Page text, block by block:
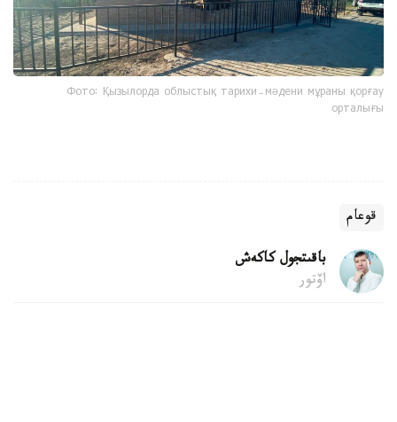
Фото: Қызылорда облыстық тарихи-мәдени мұраны қорғау
орталығы
قوعام
باقىتجول كاكەش
اۆتور